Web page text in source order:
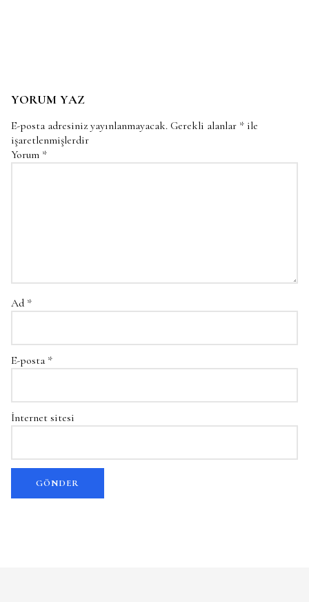
YORUM YAZ
E-posta adresiniz yayınlanmayacak. Gerekli alanlar * ile
işaretlenmişlerdir
Yorum *
Ad *
E-posta *
İnternet sitesi